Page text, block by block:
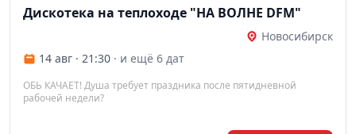
Дискотека на теплоходе "НА ВОЛНЕ DFM"
Новосибирск
14 авг · 21:30 · и ещё 6 дат
ОБЬ КАЧАЕТ! Душа требует праздника после пятидневной
рабочей недели?